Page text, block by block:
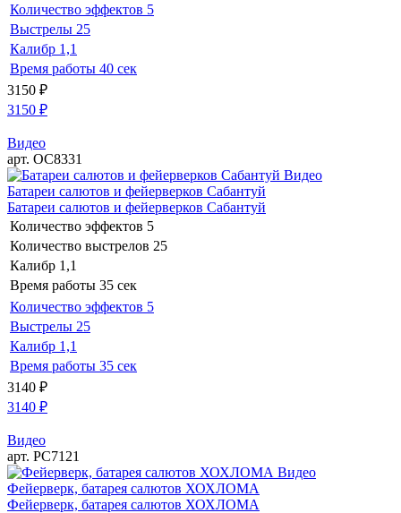
Количество эффектов 5
Выстрелы 25
Калибр 1,1
Время работы 40 сек
3150 ₽
3150 ₽
Видео
арт. ОС8331
Видео
Батареи салютов и фейерверков Сабантуй
Батареи салютов и фейерверков Сабантуй
Количество эффектов 5
Количество выстрелов 25
Калибр 1,1
Время работы 35 сек
Количество эффектов 5
Выстрелы 25
Калибр 1,1
Время работы 35 сек
3140 ₽
3140 ₽
Видео
арт. РС7121
Видео
Фейерверк, батарея салютов ХОХЛОМА
Фейерверк, батарея салютов ХОХЛОМА